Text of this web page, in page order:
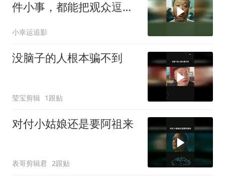
件小事，都能把观众逗的
小幸运追影
没脑子的人根本骗不到
莹宝剪辑 1跟贴
对付小姑娘还是要阿祖来
表哥剪辑君 2跟贴